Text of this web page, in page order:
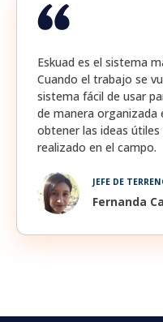
Eskuad es el sistema
Cuando el trabajo se
sistema fácil de usar
de manera organizada
obtener las ideas
realizado en el campo.
JEFE DE
Fernanda